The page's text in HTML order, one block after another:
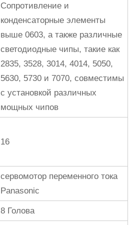
Сопротивление и
конденсаторные элементы
выше 0603, а также различные
светодиодные чипы, такие как
2835, 3528, 3014, 4014, 5050,
5630, 5730 и 7070, совместимы
с установкой различных
мощных чипов
16
сервомотор переменного тока
Panasonic
8 Голова